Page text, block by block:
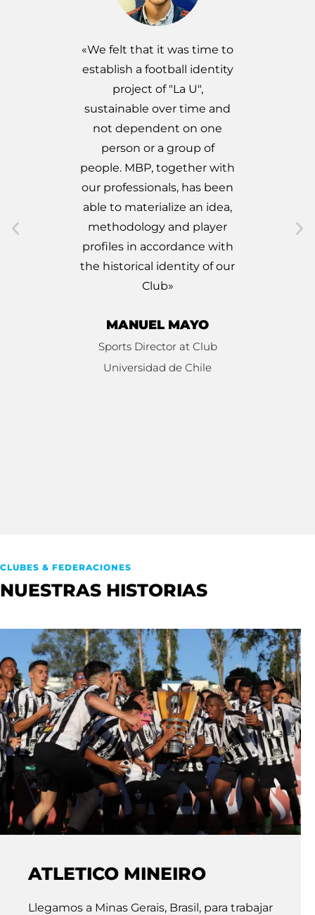
«We felt that it was time to
establish a football identity
project of "La U",
sustainable over time and
not dependent on one
person or a group of
people. MBP, together with
our professionals, has been
able to materialize an idea,
methodology and player
profiles in accordance with
the historical identity of our
Club»
MANUEL MAYO
Sports Director at Club
Universidad de Chile
CLUBES & FEDERACIONES
NUESTRAS HISTORIAS
ATLETICO MINEIRO
Llegamos a Minas Gerais, Brasil, para trabajar